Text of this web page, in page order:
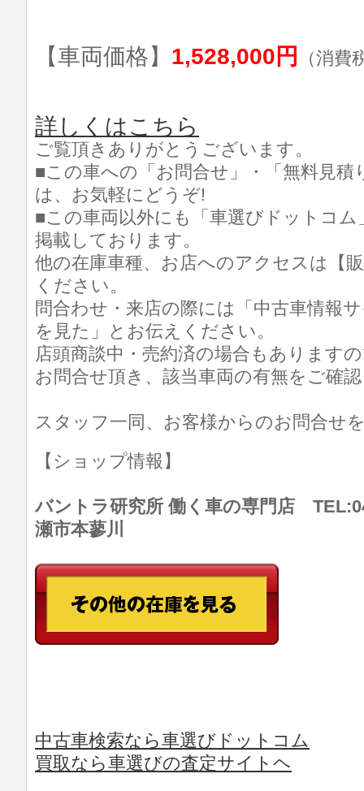
【車両価格】 1,528,000円 （消費
詳しくはこちら
ご覧頂きありがとうございます。
■この車への「お問合せ」・「無料見積
は、お気軽にどうぞ!
■この車両以外にも「車選びドットコ
掲載しております。
他の在庫車種、お店へのアクセスは【
ください。
問合わせ・来店の際には「中古車情報
を見た」とお伝えください。
店頭商談中・売約済の場合もあります
お問合せ頂き、該当車両の有無をご確
スタッフ一同、お客様からのお問合せ
【ショップ情報】
バントラ研究所 働く車の専門店
瀬市本蓼川
中古車検索なら車選びドットコム
買取なら車選びの査定サイトヘ